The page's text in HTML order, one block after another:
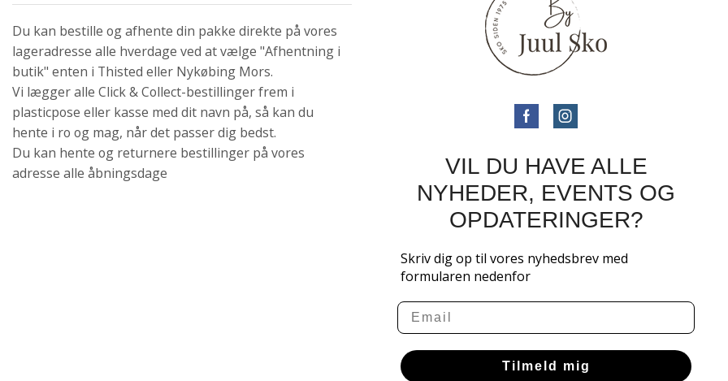
Du kan bestille og afhente din pakke direkte på vores
lageradresse alle hverdage ved at vælge "Afhentning i
butik" enten i Thisted eller Nykøbing Mors.
Vi lægger alle Click & Collect-bestillinger frem i
plasticpose eller kasse med dit navn på, så kan du
hente i ro og mag, når det passer dig bedst.
Du kan hente og returnere bestillinger på vores
adresse alle åbningsdage
VIL DU HAVE ALLE
NYHEDER, EVENTS OG
OPDATERINGER?
Skriv dig op til vores nyhedsbrev med
formularen nedenfor
Email
Tilmeld mig